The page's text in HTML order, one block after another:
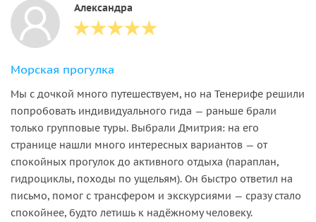
Александра
Морская прогулка
Мы с дочкой много путешествуем, но на Тенерифе решили
попробовать индивидуального гида — раньше брали
только групповые туры. Выбрали Дмитрия: на его
странице нашли много интересных вариантов — от
спокойных прогулок до активного отдыха (параплан,
гидроциклы, походы по ущельям). Он быстро ответил на
письмо, помог с трансфером и экскурсиями — сразу стало
спокойнее, будто летишь к надёжному человеку.